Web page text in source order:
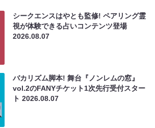
シークエンスはやとも監修! ペアリング霊
視が体験できる占いコンテンツ登場
2026.08.07
バカリズム脚本! 舞台『ノンレムの窓』
vol.2のFANYチケット1次先行受付スター
ト2026.08.07